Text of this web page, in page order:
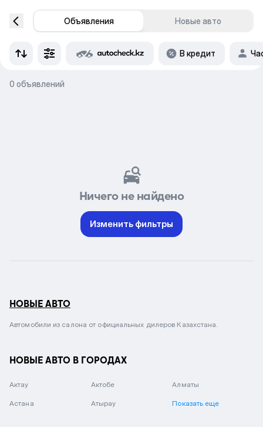
Объявления Новые авто
В кредит
0 объявлений
Ничего не найдено
Изменить фильтры
НОВЫЕ АВТО
Автомобили из салона от официальных дилеров Казахстана.
НОВЫЕ АВТО В ГОРОДАХ
Актау Актобе Алматы
Астана Атырау Показать еще